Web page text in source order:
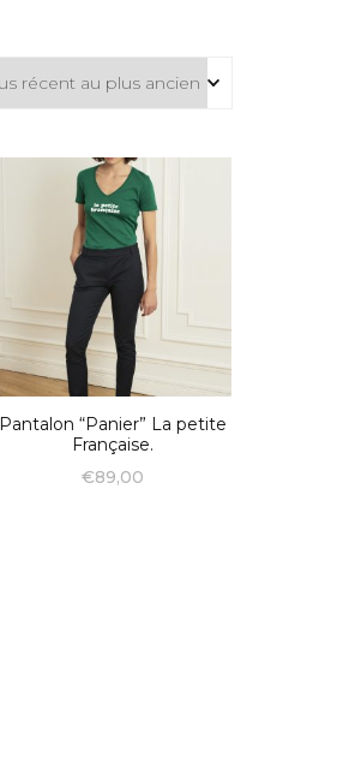
Pantalon “Panier” La petite
Française.
€89,00